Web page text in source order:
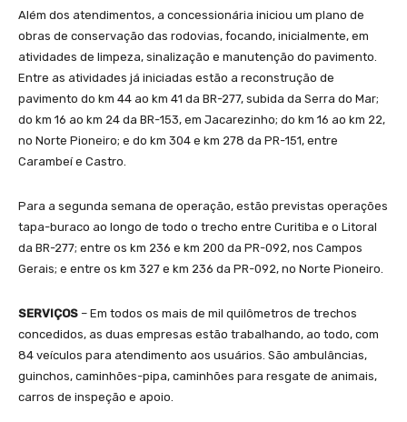
Além dos atendimentos, a concessionária iniciou um plano de
obras de conservação das rodovias, focando, inicialmente, em
atividades de limpeza, sinalização e manutenção do pavimento.
Entre as atividades já iniciadas estão a reconstrução de
pavimento do km 44 ao km 41 da BR-277, subida da Serra do Mar;
do km 16 ao km 24 da BR-153, em Jacarezinho; do km 16 ao km 22,
no Norte Pioneiro; e do km 304 e km 278 da PR-151, entre
Carambeí e Castro.
Para a segunda semana de operação, estão previstas operações
tapa-buraco ao longo de todo o trecho entre Curitiba e o Litoral
da BR-277; entre os km 236 e km 200 da PR-092, nos Campos
Gerais; e entre os km 327 e km 236 da PR-092, no Norte Pioneiro.
SERVIÇOS – Em todos os mais de mil quilômetros de trechos
concedidos, as duas empresas estão trabalhando, ao todo, com
84 veículos para atendimento aos usuários. São ambulâncias,
guinchos, caminhões-pipa, caminhões para resgate de animais,
carros de inspeção e apoio.